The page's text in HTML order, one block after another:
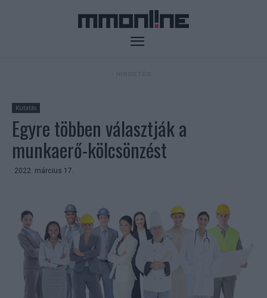
Kutatás
Egyre többen választják a
munkaerő-kölcsönzést
2022. március 17.